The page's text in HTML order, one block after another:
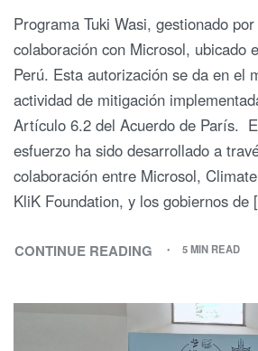
Programa Tuki Wasi, gestionado
colaboración con Microsol, ubicado
Perú. Esta autorización se da en el
actividad de mitigación
Artículo 6.2 del Acuerdo de París.
esfuerzo ha sido desarrollado a
colaboración entre Microsol,
KliK Foundation, y los gobiernos
CONTINUE READING 5 MIN READ